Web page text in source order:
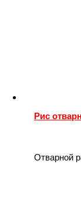
Рис
Отварной